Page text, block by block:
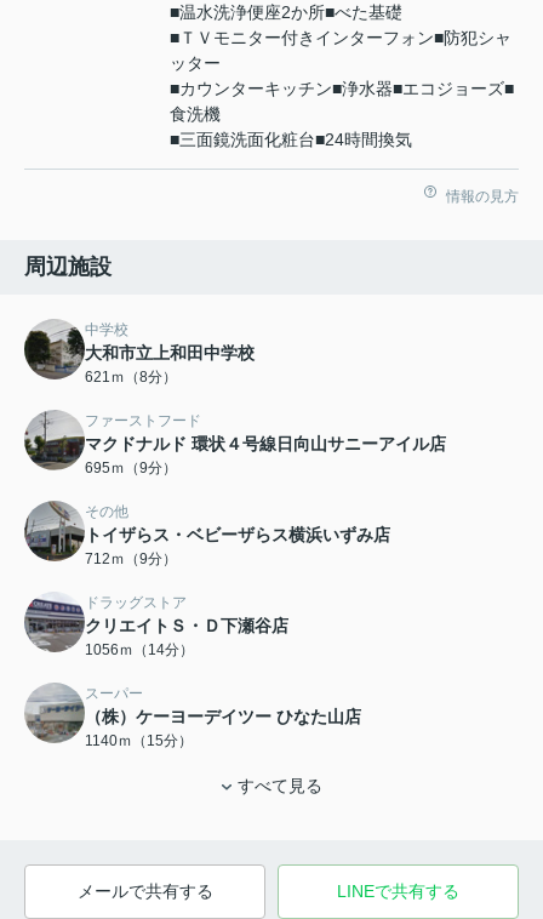
■温水洗浄便座2か所■べた基礎
■ＴＶモニター付きインターフォン■防犯シャ
ッター
■カウンターキッチン■浄水器■エコジョーズ■
食洗機
■三面鏡洗面化粧台■24時間換気
情報の見方
周辺施設
中学校
大和市立上和田中学校
621ｍ（8分）
ファーストフード
マクドナルド 環状４号線日向山サニーアイル店
695ｍ（9分）
その他
トイザらス・ベビーザらス横浜いずみ店
712ｍ（9分）
ドラッグストア
クリエイトＳ・Ｄ下瀬谷店
1056ｍ（14分）
スーパー
（株）ケーヨーデイツー ひなた山店
1140ｍ（15分）
すべて見る
メールで共有する LINEで共有する